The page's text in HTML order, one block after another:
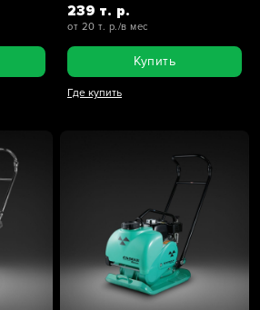
239 т. р.
от 20 т. р./в мес
Купить
Где купить